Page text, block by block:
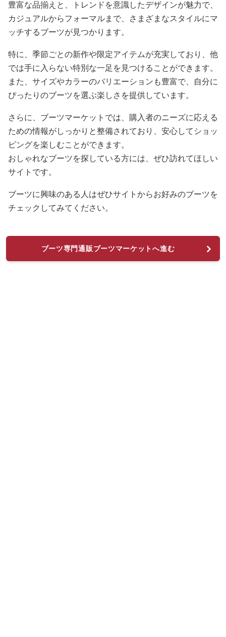
豊富な品揃えと、トレンドを意識したデザインが魅力で、
カジュアルからフォーマルまで、さまざまなスタイルにマ
ッチするブーツが見つかります。
特に、季節ごとの新作や限定アイテムが充実しており、他
では手に入らない特別な一足を見つけることができます。
また、サイズやカラーのバリエーションも豊富で、自分に
ぴったりのブーツを選ぶ楽しさを提供しています。
さらに、ブーツマーケットでは、購入者のニーズに応える
ための情報がしっかりと整備されており、安心してショッ
ピングを楽しむことができます。
おしゃれなブーツを探している方には、ぜひ訪れてほしい
サイトです。
ブーツに興味のある人はぜひサイトからお好みのブーツを
チェックしてみてください。
ブーツ専門通販ブーツマーケットへ進む